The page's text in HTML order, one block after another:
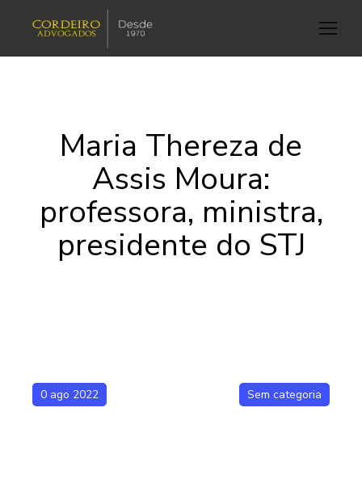
Maria Thereza de
Assis Moura:
professora, ministra,
presidente do STJ
0 ago 2022 Sem categoria